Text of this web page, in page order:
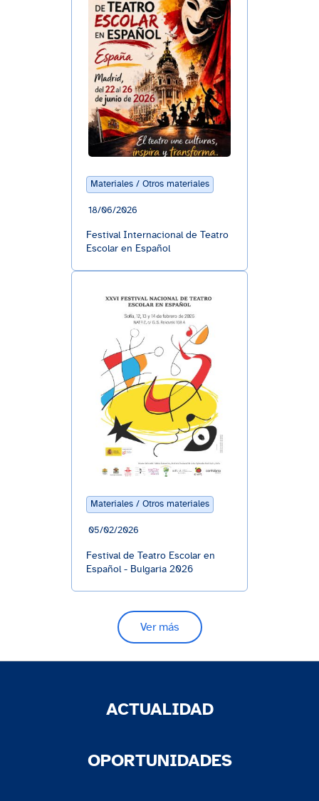
Materiales / Otros materiales
18/06/2026
Festival Internacional de Teatro
Escolar en Español
Materiales / Otros materiales
05/02/2026
Festival de Teatro Escolar en
Español - Bulgaria 2026
Ver más
ACTUALIDAD
OPORTUNIDADES